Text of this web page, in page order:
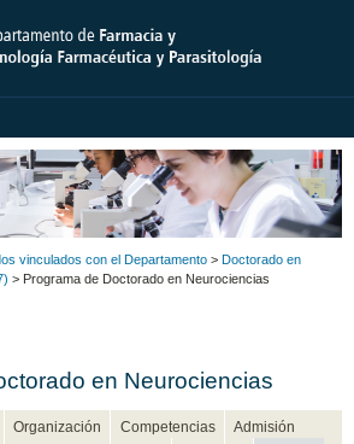
vinculados con el Departamento > Doctorado en
> Programa de Doctorado en Neurociencias
en Neurociencias
Organización Competencias
Admisión